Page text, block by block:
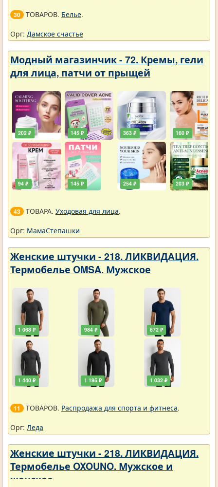
30 ТОВАРОВ. Белье.
Орг: Дамское счастье
Модный магазинчик - 72. Кремы, гели
для лица, патчи от прыщей
202 ₽
94 ₽
145 ₽
145 ₽
363 ₽
254 ₽
160 ₽
203 ₽
43 ТОВАРА. Уходовая для лица.
Орг: МамаСтепашки
Женские штучки - 218. ЛИКВИДАЦИЯ.
Термобелье OMSA. Мужское
1 068 ₽
1 440 ₽
984 ₽
1 195 ₽
672 ₽
1 032 ₽
11 ТОВАРОВ. Распродажа для спорта и фитнеса.
Орг: Леда
Женские штучки - 218. ЛИКВИДАЦИЯ.
Термобелье OXOUNO. Мужское и
женское